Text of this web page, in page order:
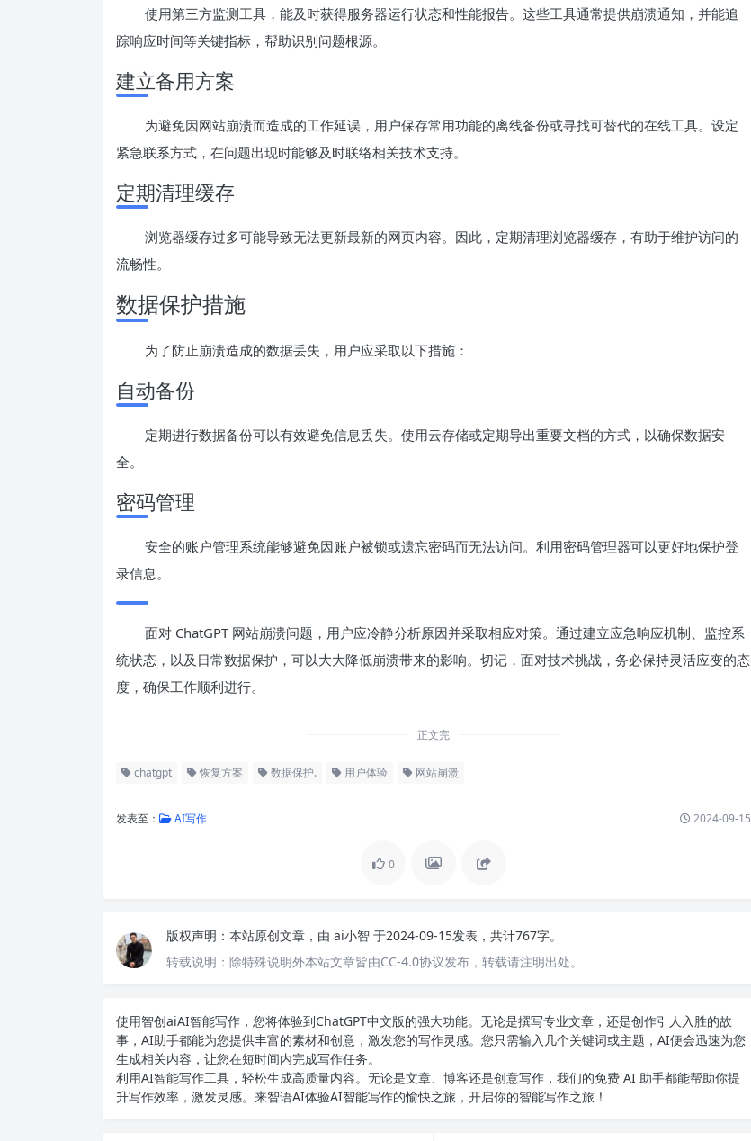
使用第三方监测工具，能及时获得服务器运行状态和性能报告。这些工具通常提供崩溃通知，并能追
踪响应时间等关键指标，帮助识别问题根源。
建立备用方案
为避免因网站崩溃而造成的工作延误，用户保存常用功能的离线备份或寻找可替代的在线工具。设定
紧急联系方式，在问题出现时能够及时联络相关技术支持。
定期清理缓存
浏览器缓存过多可能导致无法更新最新的网页内容。因此，定期清理浏览器缓存，有助于维护访问的
流畅性。
数据保护措施
为了防止崩溃造成的数据丢失，用户应采取以下措施：
自动备份
定期进行数据备份可以有效避免信息丢失。使用云存储或定期导出重要文档的方式，以确保数据安
全。
密码管理
安全的账户管理系统能够避免因账户被锁或遗忘密码而无法访问。利用密码管理器可以更好地保护登
录信息。
面对 ChatGPT 网站崩溃问题，用户应冷静分析原因并采取相应对策。通过建立应急响应机制、监控系
统状态，以及日常数据保护，可以大大降低崩溃带来的影响。切记，面对技术挑战，务必保持灵活应变的态
度，确保工作顺利进行。
正文完
chatgpt 恢复方案 数据保护. 用户体验 网站崩溃
发表至： AI写作 2024-09-15
0
版权声明： 本站原创文章，由 ai小智 于2024-09-15发表，共计767字。
转载说明： 除特殊说明外本站文章皆由CC-4.0协议发布，转载请注明出处。
使用智创aiAI智能写作 ，您将体验到ChatGPT中文版的强大功能。无论是撰写专业文章，还是创作引人入胜的故
事，AI助手都能为您提供丰富的素材和创意，激发您的写作灵感。您只需输入几个关键词或主题，AI便会迅速为您
生成相关内容，让您在短时间内完成写作任务。
利用AI智能写作工具，轻松生成高质量内容。无论是文章、博客还是创意写作，我们的免费 AI 助手都能帮助你提
升写作效率，激发灵感。来智语AI体验AI智能写作的愉快之旅，开启你的智能写作之旅！